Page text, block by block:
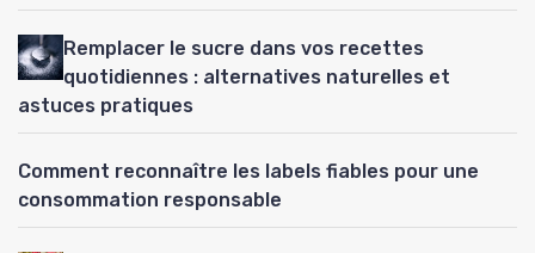
Remplacer le sucre dans vos recettes
quotidiennes : alternatives naturelles et
astuces pratiques
Comment reconnaître les labels fiables pour une
consommation responsable